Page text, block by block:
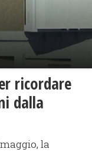
ricordare
dalla
la